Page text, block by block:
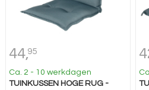
44,95
Ca. 2 - 10 werkdagen
TUINKUSSEN HOGE RUG -